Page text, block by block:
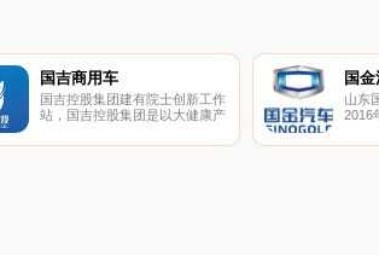
国吉商用车
国吉控股集团建有院士创新工作
站，国吉控股集团是以大健康产
国金
山东
2016
立。